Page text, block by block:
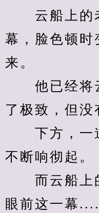
云船上的
幕，脸色顿时
来。
他已经将云
了极致，但没
下方，一
不断响彻起。
而云船上
眼前这一幕